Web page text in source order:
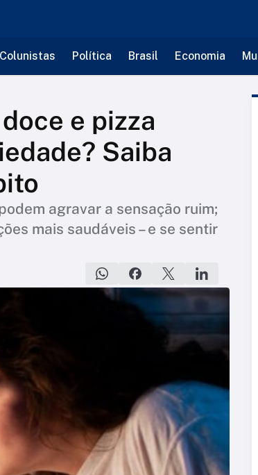
Colunistas Política Brasil Economia
e pizza
Saiba
agravar a sensação ruim;
mais saudáveis – e se sentir